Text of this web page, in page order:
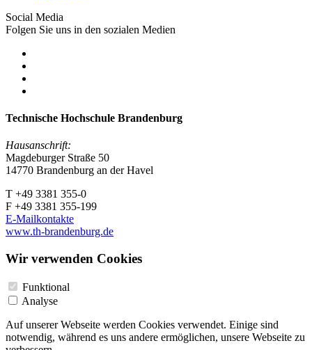
Social Media
Folgen Sie uns in den sozialen Medien
Technische Hochschule Brandenburg
Hausanschrift:
Magdeburger Straße 50
14770 Brandenburg an der Havel
T +49 3381 355-0
F +49 3381 355-199
E-Mailkontakte
www.th-brandenburg.de
Wir verwenden Cookies
Funktional
Analyse
Auf unserer Webseite werden Cookies verwendet. Einige sind
notwendig, während es uns andere ermöglichen, unsere Webseite zu